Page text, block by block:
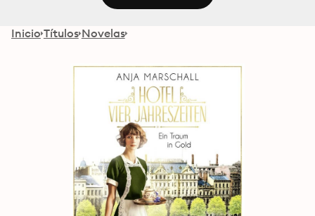
Inicio Títulos Novelas